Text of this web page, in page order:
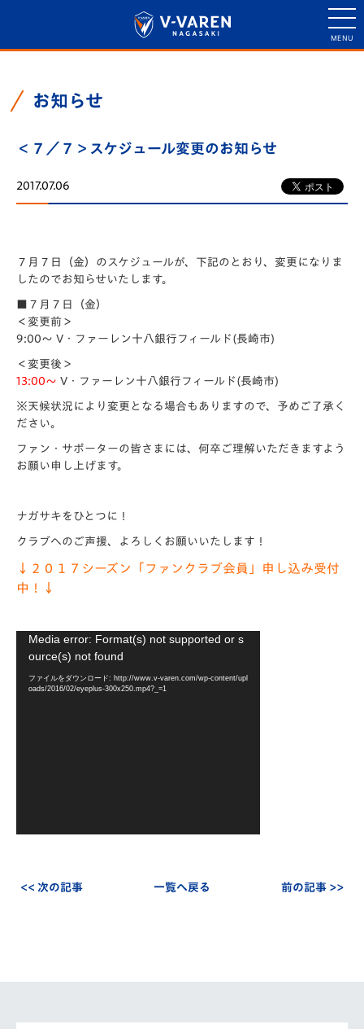
お知らせ
＜７／７＞スケジュール変更のお知らせ
2017.07.06
７月７日（金）のスケジュールが、下記のとおり、変更になりま
したのでお知らせいたします。
■７月７日（金）
＜変更前＞
9:00～ V・ファーレン十八銀行フィールド(長崎市)
＜変更後＞
13:00～ V・ファーレン十八銀行フィールド(長崎市)
※天候状況により変更となる場合もありますので、予めご了承く
ださい。
ファン・サポーターの皆さまには、何卒ご理解いただきますよう
お願い申し上げます。
ナガサキをひとつに！
クラブへのご声援、よろしくお願いいたします！
↓２０１７シーズン「ファンクラブ会員」申し込み受付
中！↓
Media error: Format(s) not supported or s
ource(s) not found
ファイルをダウンロード: http://www.v-varen.com/wp-content/upl
oads/2016/02/eyeplus-300x250.mp4?_=1
<< 次の記事 一覧へ戻る 前の記事 >>